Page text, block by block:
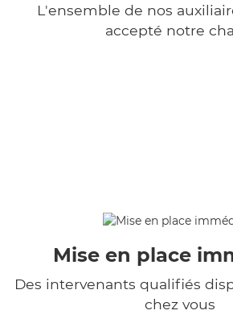
L'ensemble de nos
accepté notre
Mise en place
Des intervenants qualifiés
chez vous